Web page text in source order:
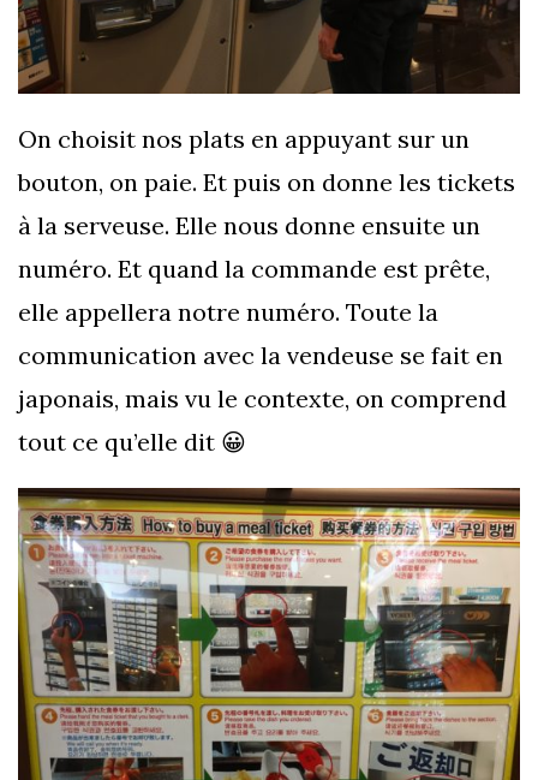
On choisit nos plats en appuyant sur un
bouton, on paie. Et puis on donne les tickets
à la serveuse. Elle nous donne ensuite un
numéro. Et quand la commande est prête,
elle appellera notre numéro. Toute la
communication avec la vendeuse se fait en
japonais, mais vu le contexte, on comprend
tout ce qu’elle dit 😀